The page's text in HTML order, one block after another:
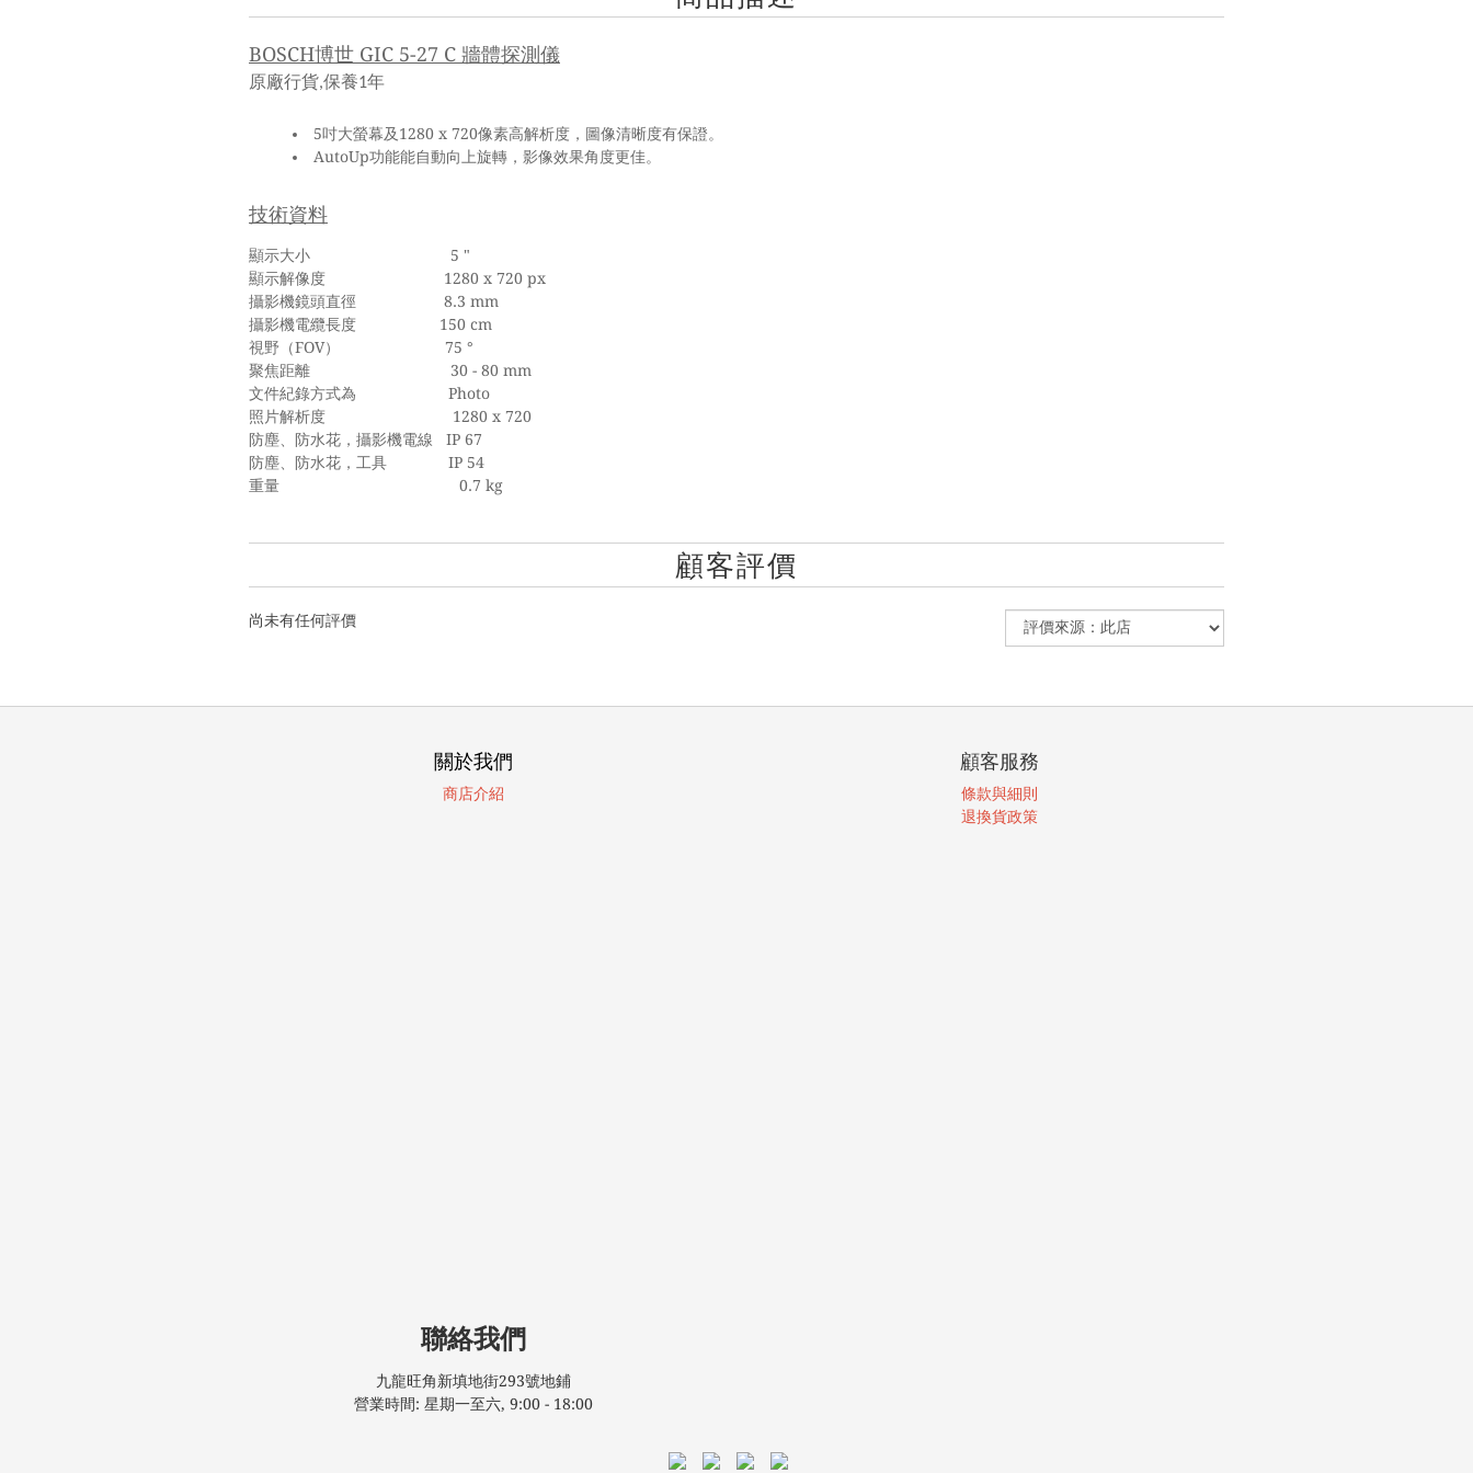
BOSCH博世 GIC 5-27 C 牆體探測儀
原廠行貨,保養1年
5吋大螢幕及1280 x 720像素高解析度，圖像清晰度有保證。
AutoUp功能能自動向上旋轉，影像效果角度更佳。
技術資料
顯示大小 5 "
顯示解像度 1280 x 720 px
攝影機鏡頭直徑 8.3 mm
攝影機電纜長度 150 cm
視野（FOV） 75 °
聚焦距離 30 - 80 mm
文件紀錄方式為 Photo
照片解析度 1280 x 720
防塵、防水花，攝影機電線 IP 67
防塵、防水花，工具 IP 54
重量 0.7 kg
顧客評價
尚未有任何評價
關於我們
商店介紹
顧客服務
條款與細則
退換貨政策
聯絡我們
九龍旺角新填地街293號地鋪
營業時間: 星期一至六, 9:00 - 18:00